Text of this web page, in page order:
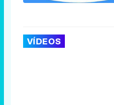
VÍDEOS